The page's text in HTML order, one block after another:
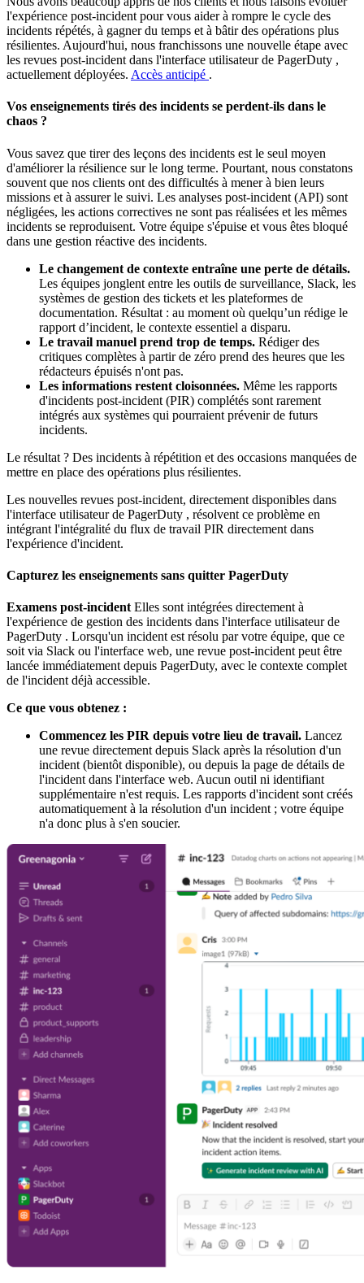
l'expérience post-incident pour vous aider à rompre le cycle des
incidents répétés, à gagner du temps et à bâtir des opérations plus
résilientes. Aujourd'hui, nous franchissons une nouvelle étape avec
les revues post-incident dans l'interface utilisateur de PagerDuty ,
actuellement déployées. Accès anticipé .
Vos enseignements tirés des incidents se perdent-ils dans le
chaos ?
Vous savez que tirer des leçons des incidents est le seul moyen
d'améliorer la résilience sur le long terme. Pourtant, nous constatons
souvent que nos clients ont des difficultés à mener à bien leurs
missions et à assurer le suivi. Les analyses post-incident (API) sont
négligées, les actions correctives ne sont pas réalisées et les mêmes
incidents se reproduisent. Votre équipe s'épuise et vous êtes bloqué
dans une gestion réactive des incidents.
Le changement de contexte entraîne une perte de détails.
Les équipes jonglent entre les outils de surveillance, Slack, les
systèmes de gestion des tickets et les plateformes de
documentation. Résultat : au moment où quelqu’un rédige le
rapport d’incident, le contexte essentiel a disparu.
Le travail manuel prend trop de temps. Rédiger des
critiques complètes à partir de zéro prend des heures que les
rédacteurs épuisés n'ont pas.
Les informations restent cloisonnées. Même les rapports
d'incidents post-incident (PIR) complétés sont rarement
intégrés aux systèmes qui pourraient prévenir de futurs
incidents.
Le résultat ? Des incidents à répétition et des occasions manquées de
mettre en place des opérations plus résilientes.
Les nouvelles revues post-incident, directement disponibles dans
l'interface utilisateur de PagerDuty , résolvent ce problème en
intégrant l'intégralité du flux de travail PIR directement dans
l'expérience d'incident.
Capturez les enseignements sans quitter PagerDuty
Examens post-incident Elles sont intégrées directement à
l'expérience de gestion des incidents dans l'interface utilisateur de
PagerDuty . Lorsqu'un incident est résolu par votre équipe, que ce
soit via Slack ou l'interface web, une revue post-incident peut être
lancée immédiatement depuis PagerDuty, avec le contexte complet
de l'incident déjà accessible.
Ce que vous obtenez :
Commencez les PIR depuis votre lieu de travail. Lancez
une revue directement depuis Slack après la résolution d'un
incident (bientôt disponible), ou depuis la page de détails de
l'incident dans l'interface web. Aucun outil ni identifiant
supplémentaire n'est requis. Les rapports d'incident sont créés
automatiquement à la résolution d'un incident ; votre équipe
n'a donc plus à s'en soucier.